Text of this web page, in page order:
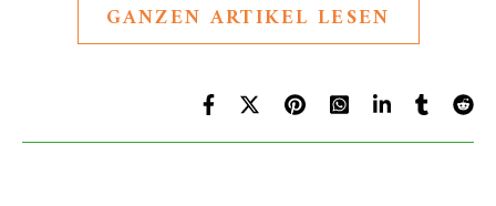
GANZEN ARTIKEL LESEN